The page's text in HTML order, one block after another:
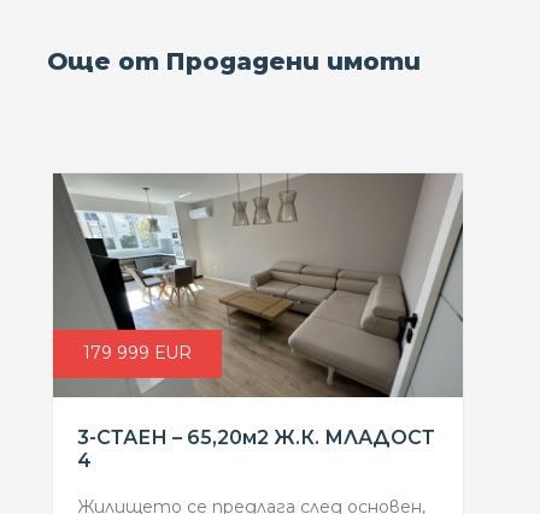
Още от Продадени имоти
179 999 ЕUR
3-СТАЕН – 65,20м2 Ж.К. МЛАДОСТ
4
Жилището се предлага след основен,